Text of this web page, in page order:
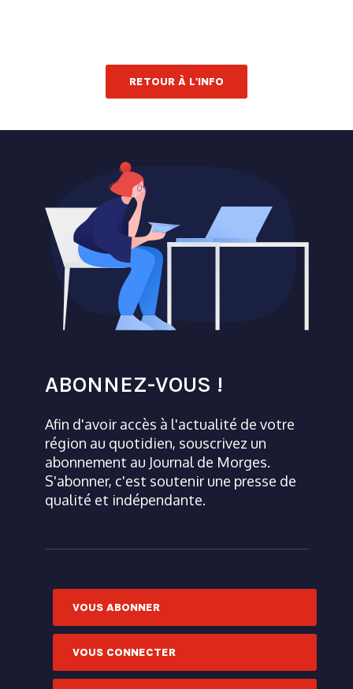
RETOUR À L'INFO
ABONNEZ-VOUS !
Afin d'avoir accès à l'actualité de votre
région au quotidien, souscrivez un
abonnement au Journal de Morges.
S'abonner, c'est soutenir une presse de
qualité et indépendante.
VOUS ABONNER
VOUS CONNECTER